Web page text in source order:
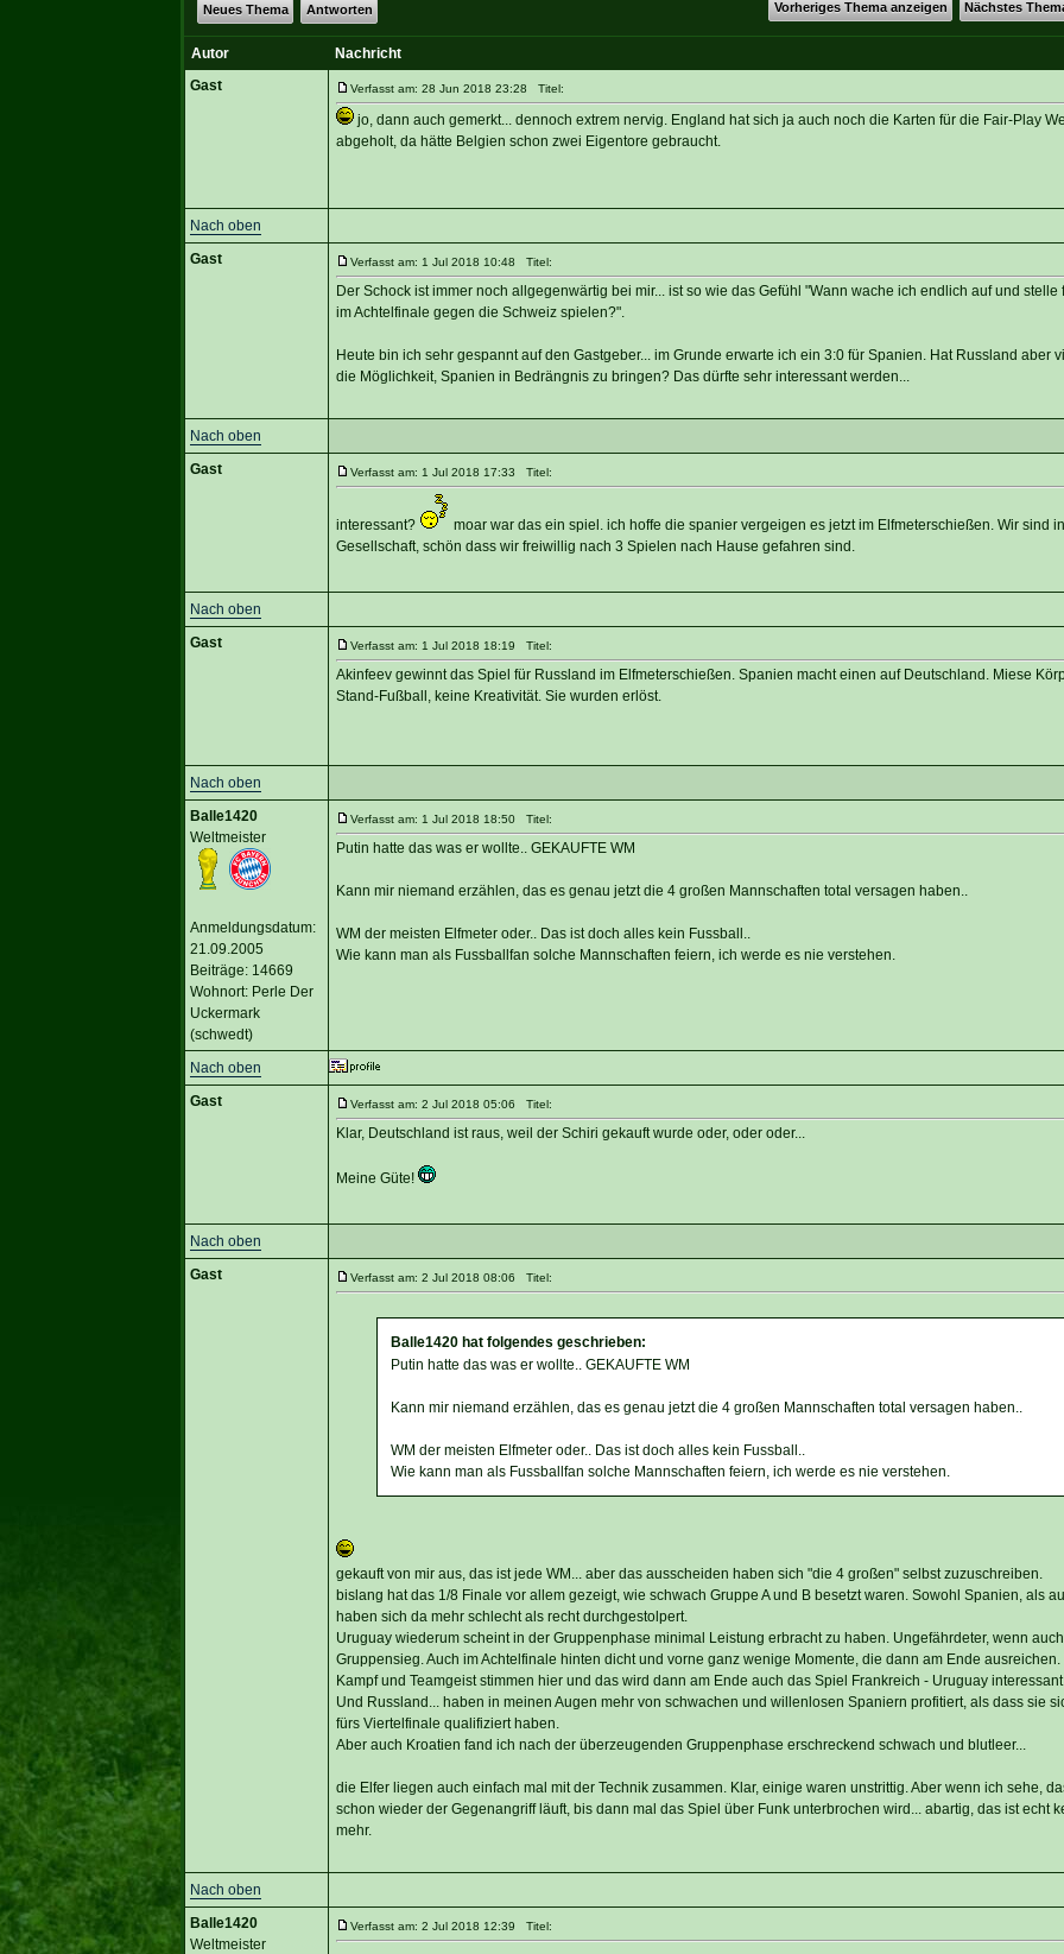
Vorheriges Thema anzeigen Nächstes
Neues Thema Antworten
Autor
Nachricht
Gast
Verfasst am: 28 Jun 2018 23:28 Titel:
jo, dann auch gemerkt... dennoch extrem nervig. England hat sich ja auch noch die Karten für die Fair-Play
abgeholt, da hätte Belgien schon zwei Eigentore gebraucht.
Nach oben
Gast
Verfasst am: 1 Jul 2018 10:48 Titel:
Der Schock ist immer noch allgegenwärtig bei mir... ist so wie das Gefühl "Wann wache ich endlich auf und stelle
im Achtelfinale gegen die Schweiz spielen?".
Heute bin ich sehr gespannt auf den Gastgeber... im Grunde erwarte ich ein 3:0 für Spanien. Hat Russland aber
die Möglichkeit, Spanien in Bedrängnis zu bringen? Das dürfte sehr interessant werden...
Nach oben
Gast
Verfasst am: 1 Jul 2018 17:33 Titel:
interessant?
moar war das ein spiel. ich hoffe die spanier vergeigen es jetzt im Elfmeterschießen. Wir sind
Gesellschaft, schön dass wir freiwillig nach 3 Spielen nach Hause gefahren sind.
Nach oben
Gast
Verfasst am: 1 Jul 2018 18:19 Titel:
Akinfeev gewinnt das Spiel für Russland im Elfmeterschießen. Spanien macht einen auf Deutschland. Miese
Stand-Fußball, keine Kreativität. Sie wurden erlöst.
Nach oben
Balle1420
Weltmeister
Anmeldungsdatum:
21.09.2005
Beiträge: 14669
Wohnort: Perle Der
Uckermark
(schwedt)
Verfasst am: 1 Jul 2018 18:50 Titel:
Putin hatte das was er wollte.. GEKAUFTE WM
Kann mir niemand erzählen, das es genau jetzt die 4 großen Mannschaften total versagen haben..
WM der meisten Elfmeter oder.. Das ist doch alles kein Fussball..
Wie kann man als Fussballfan solche Mannschaften feiern, ich werde es nie verstehen.
Nach oben
Gast
Verfasst am: 2 Jul 2018 05:06 Titel:
Klar, Deutschland ist raus, weil der Schiri gekauft wurde oder, oder oder...
Meine Güte!
Nach oben
Gast
Verfasst am: 2 Jul 2018 08:06 Titel:
Balle1420 hat folgendes geschrieben:
Putin hatte das was er wollte.. GEKAUFTE WM
Kann mir niemand erzählen, das es genau jetzt die 4 großen Mannschaften total versagen haben..
WM der meisten Elfmeter oder.. Das ist doch alles kein Fussball..
Wie kann man als Fussballfan solche Mannschaften feiern, ich werde es nie verstehen.
gekauft von mir aus, das ist jede WM... aber das ausscheiden haben sich "die 4 großen" selbst zuzuschreiben.
bislang hat das 1/8 Finale vor allem gezeigt, wie schwach Gruppe A und B besetzt waren. Sowohl Spanien, als
haben sich da mehr schlecht als recht durchgestolpert.
Uruguay wiederum scheint in der Gruppenphase minimal Leistung erbracht zu haben. Ungefährdeter, wenn
Gruppensieg. Auch im Achtelfinale hinten dicht und vorne ganz wenige Momente, die dann am Ende ausreichen.
Kampf und Teamgeist stimmen hier und das wird dann am Ende auch das Spiel Frankreich - Uruguay
Und Russland... haben in meinen Augen mehr von schwachen und willenlosen Spaniern profitiert, als dass sie
fürs Viertelfinale qualifiziert haben.
Aber auch Kroatien fand ich nach der überzeugenden Gruppenphase erschreckend schwach und blutleer...
die Elfer liegen auch einfach mal mit der Technik zusammen. Klar, einige waren unstrittig. Aber wenn ich sehe,
schon wieder der Gegenangriff läuft, bis dann mal das Spiel über Funk unterbrochen wird... abartig, das ist echt
mehr.
Nach oben
Balle1420
Weltmeister
Verfasst am: 2 Jul 2018 12:39 Titel: